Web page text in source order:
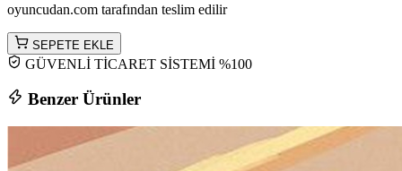
oyuncudan.com tarafından teslim edilir
SEPETE EKLE
GÜVENLİ TİCARET SİSTEMİ %100
Benzer Ürünler